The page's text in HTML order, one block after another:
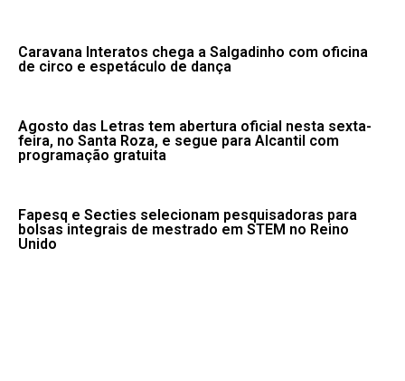
Caravana Interatos chega a Salgadinho com oficina
de circo e espetáculo de dança
Agosto das Letras tem abertura oficial nesta sexta-
feira, no Santa Roza, e segue para Alcantil com
programação gratuita
Fapesq e Secties selecionam pesquisadoras para
bolsas integrais de mestrado em STEM no Reino
Unido